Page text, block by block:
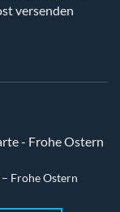
versenden
Frohe Ostern